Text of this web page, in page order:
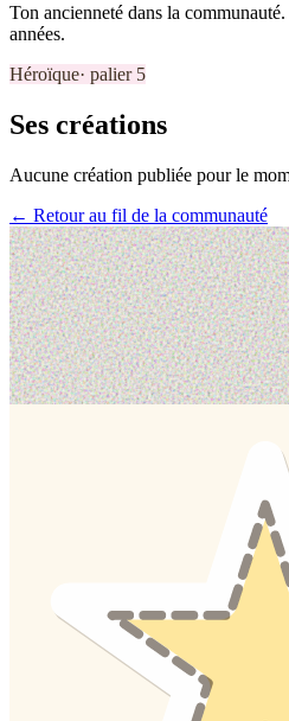
Ton ancienneté dans la
années.
Héroïque· palier 5
Ses créations
Aucune création publiée pour le
← Retour au fil de la communauté